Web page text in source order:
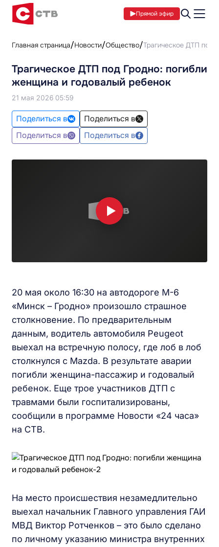
Прямой эфир
Главная страница Новости Общество Трагическое ДТП под
Трагическое ДТП под Гродно: погибли
женщина и годовалый ребенок
21 мая 2026 05:59
Поделиться в
Поделиться в
Поделиться в
Поделиться в
20 мая около 16:30 на автодороге М-6
«Минск – Гродно» произошло страшное
столкновение. По предварительным
данным, водитель автомобиля Peugeot
выехал на встречную полосу, где лоб в лоб
столкнулся с Mazda. В результате аварии
погибли женщина-пассажир и годовалый
ребенок. Еще трое участников ДТП с
травмами были госпитализированы,
сообщили в программе Новости «24 часа»
на СТВ.
На место происшествия незамедлительно
выехал начальник Главного управления ГАИ
МВД Виктор Ротченков – это было сделано
по личному указанию министра внутренних